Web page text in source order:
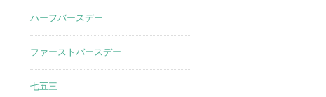
ハーフバースデー
ファーストバースデー
七五三